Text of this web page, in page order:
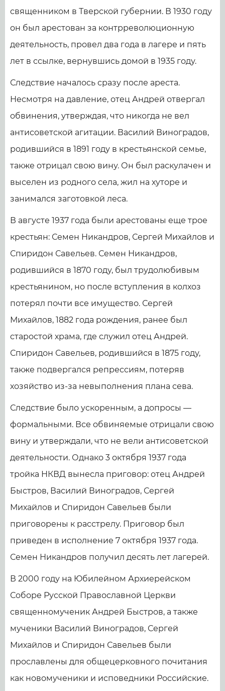
священником в Тверской губернии. В 1930 году
он был арестован за контрреволюционную
деятельность, провел два года в лагере и пять
лет в ссылке, вернувшись домой в 1935 году.
Следствие началось сразу после ареста.
Несмотря на давление, отец Андрей отвергал
обвинения, утверждая, что никогда не вел
антисоветской агитации. Василий Виноградов,
родившийся в 1891 году в крестьянской семье,
также отрицал свою вину. Он был раскулачен и
выселен из родного села, жил на хуторе и
занимался заготовкой леса.
В августе 1937 года были арестованы еще трое
крестьян: Семен Никандров, Сергей Михайлов и
Спиридон Савельев. Семен Никандров,
родившийся в 1870 году, был трудолюбивым
крестьянином, но после вступления в колхоз
потерял почти все имущество. Сергей
Михайлов, 1882 года рождения, ранее был
старостой храма, где служил отец Андрей.
Спиридон Савельев, родившийся в 1875 году,
также подвергался репрессиям, потеряв
хозяйство из-за невыполнения плана сева.
Следствие было ускоренным, а допросы —
формальными. Все обвиняемые отрицали свою
вину и утверждали, что не вели антисоветской
деятельности. Однако 3 октября 1937 года
тройка НКВД вынесла приговор: отец Андрей
Быстров, Василий Виноградов, Сергей
Михайлов и Спиридон Савельев были
приговорены к расстрелу. Приговор был
приведен в исполнение 7 октября 1937 года.
Семен Никандров получил десять лет лагерей.
В 2000 году на Юбилейном Архиерейском
Соборе Русской Православной Церкви
священномученик Андрей Быстров, а также
мученики Василий Виноградов, Сергей
Михайлов и Спиридон Савельев были
прославлены для общецерковного почитания
как новомученики и исповедники Российские.